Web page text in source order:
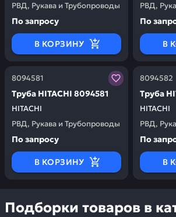
РВД, Рукава и Трубопроводы
По запросу
В КОРЗИНУ
РВД,
По
В
8094581
HITACHI
Труба HITACHI 8094581
РВД, Рукава и Трубопроводы
Заказывая запчасти у нас, вы
По запросу
В КОРЗИНУ
8094582
HITACHI
Труба
РВД,
По
В
Подборки товаров в